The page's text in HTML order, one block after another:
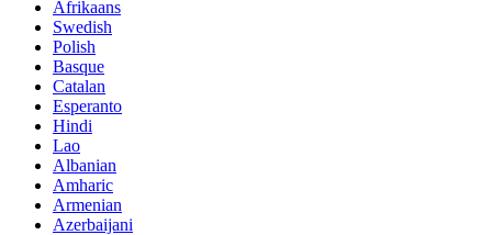
Afrikaans
Swedish
Polish
Basque
Catalan
Esperanto
Hindi
Lao
Albanian
Amharic
Armenian
Azerbaijani